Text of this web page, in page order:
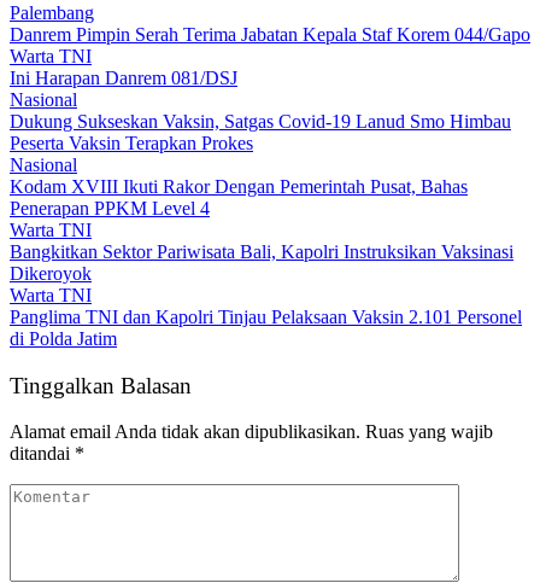
Palembang
Danrem Pimpin Serah Terima Jabatan Kepala Staf Korem 044/Gapo
Warta TNI
Ini Harapan Danrem 081/DSJ
Nasional
Dukung Sukseskan Vaksin, Satgas Covid-19 Lanud Smo Himbau
Peserta Vaksin Terapkan Prokes
Nasional
Kodam XVIII Ikuti Rakor Dengan Pemerintah Pusat, Bahas
Penerapan PPKM Level 4
Warta TNI
Bangkitkan Sektor Pariwisata Bali, Kapolri Instruksikan Vaksinasi
Dikeroyok
Warta TNI
Panglima TNI dan Kapolri Tinjau Pelaksaan Vaksin 2.101 Personel
di Polda Jatim
Tinggalkan Balasan
Alamat email Anda tidak akan dipublikasikan. Ruas yang wajib
ditandai *